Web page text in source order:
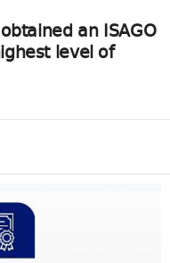
an ISAGO
level of